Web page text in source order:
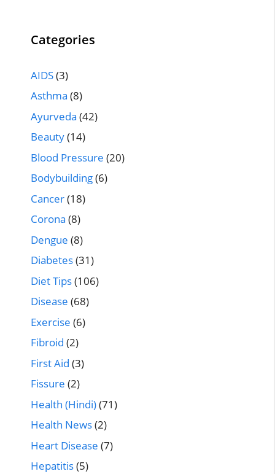
Categories
AIDS(3)
Asthma (8)
Ayurveda (42)
Beauty(14)
Blood Pressure (20)
Bodybuilding(6)
Cancer(18)
Corona (8)
Dengue (8)
Diabetes(31)
Diet Tips(106)
Disease (68)
Exercise (6)
Fibroid (2)
First Aid (3)
Fissure (2)
Health (Hindi)(71)
Health News(2)
Heart Disease (7)
Hepatitis(5)